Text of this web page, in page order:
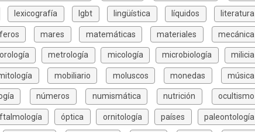
lexicografía lgbt lingüística líquidos literatura
mares matemáticas materiales mecánica
metrología micología microbiología milicia
mobiliario moluscos monedas música
números numismática nutrición ocultismo
óptica ornitología países paleontología